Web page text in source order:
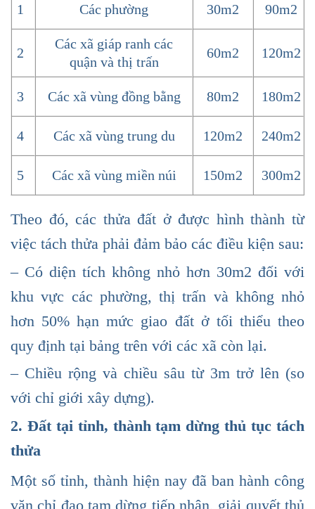
1 Các phường 30m2 90m2
2
Các xã giáp ranh các
quận và thị trấn
60m2 120m2
3 Các xã vùng đồng bằng 80m2 180m2
4 Các xã vùng trung du 120m2 240m2
5 Các xã vùng miền núi 150m2 300m2
Theo đó, các thửa đất ở được hình thành từ
việc tách thửa phải đảm bảo các điều kiện sau:
– Có diện tích không nhỏ hơn 30m2 đối với
khu vực các phường, thị trấn và không nhỏ
hơn 50% hạn mức giao đất ở tối thiểu theo
quy định tại bảng trên với các xã còn lại.
– Chiều rộng và chiều sâu từ 3m trở lên (so
với chỉ giới xây dựng).
2. Đất tại tỉnh, thành tạm dừng thủ tục tách
thửa
Một số tỉnh, thành hiện nay đã ban hành công
văn chỉ đạo tạm dừng tiếp nhận, giải quyết thủ